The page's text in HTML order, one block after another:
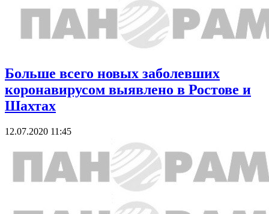
Больше всего новых заболевших
коронавирусом выявлено в Ростове и
Шахтах
12.07.2020 11:45